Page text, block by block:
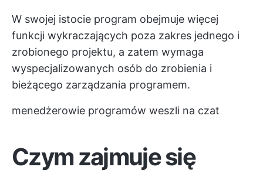
W swojej istocie program obejmuje więcej
funkcji wykraczających poza zakres jednego i
zrobionego projektu, a zatem wymaga
wyspecjalizowanych osób do zrobienia i
bieżącego zarządzania programem.
menedżerowie programów weszli na czat
Czym zajmuje się